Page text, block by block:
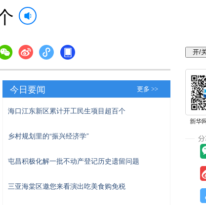
今日要闻 更多 >>
海口江东新区累计开工民生项目超百个
乡村规划里的“振兴经济学”
屯昌积极化解一批不动产登记历史遗留问题
三亚海棠区邀您来看演出吃美食购免税